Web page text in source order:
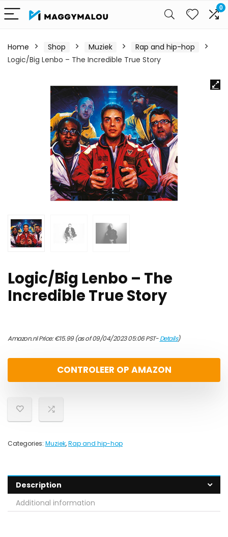
0
Home Shop Muziek
Rap and hip-hop
Logic/Big Lenbo – The Incredible True Story
Logic/Big Lenbo – The
Incredible True Story
Amazon.nl Price:€15.99(as of 09/04/2023 05:06 PST-Details)
CONTROLEER OP AMAZON
Categories: Muziek,Rap and hip-hop
Description
Additional information